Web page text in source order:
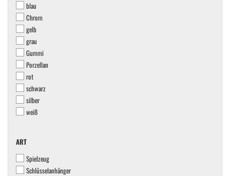
MATERIAL
blau
Chrom
gelb
grau
Gummi
Porzellan
rot
schwarz
silber
weiß
ART
ART
Spielzeug
Schlüsselanhänger